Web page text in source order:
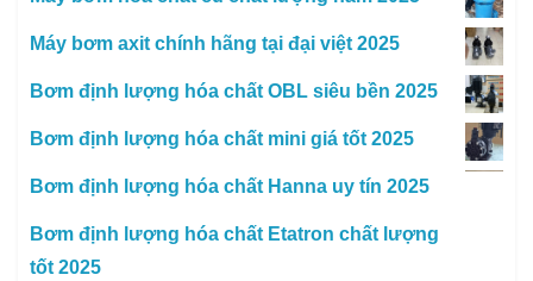
Máy bơm axit chính hãng tại đại việt 2025
Bơm định lượng hóa chất OBL siêu bền 2025
Bơm định lượng hóa chất mini giá tốt 2025
Bơm định lượng hóa chất Hanna uy tín 2025
Bơm định lượng hóa chất Etatron chất lượng
tốt 2025